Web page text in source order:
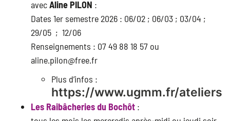
avecAline PILON :
Dates 1er semestre 2026 : 06/02 ; 06/03 ; 03/04 ;
29/05 ; 12/06
Renseignements : 07 49 88 18 57 ou
aline.pilon@free.fr
Plus d’infos :
https://www.ugmm.fr/ateliers
Les Raibâcheries du Bochôt :